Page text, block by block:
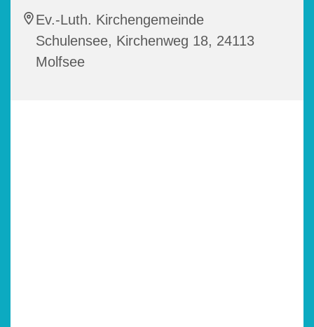
Ev.-Luth. Kirchengemeinde
Schulensee, Kirchenweg 18, 24113
Molfsee